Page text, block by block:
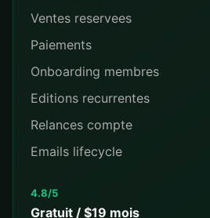
Ventes reservees
Paiements
Onboarding membres
Editions recurrentes
Relances compte
Emails lifecycle
4.8/5
Gratuit / $19 mois